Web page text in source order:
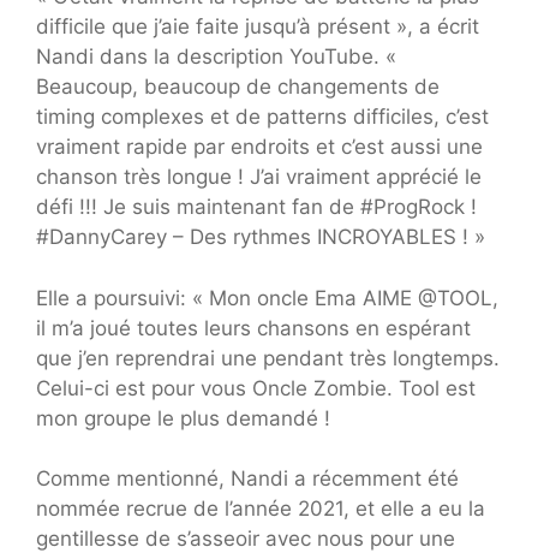
difficile que j’aie faite jusqu’à présent », a écrit
Nandi dans la description YouTube. «
Beaucoup, beaucoup de changements de
timing complexes et de patterns difficiles, c’est
vraiment rapide par endroits et c’est aussi une
chanson très longue ! J’ai vraiment apprécié le
défi !!! Je suis maintenant fan de #ProgRock !
#DannyCarey – Des rythmes INCROYABLES ! »
Elle a poursuivi: « Mon oncle Ema AIME @TOOL,
il m’a joué toutes leurs chansons en espérant
que j’en reprendrai une pendant très longtemps.
Celui-ci est pour vous Oncle Zombie. Tool est
mon groupe le plus demandé !
Comme mentionné, Nandi a récemment été
nommée recrue de l’année 2021, et elle a eu la
gentillesse de s’asseoir avec nous pour une